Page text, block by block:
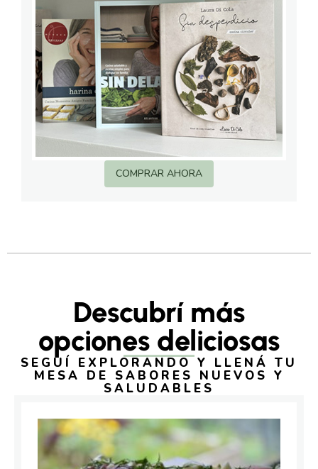
COMPRAR AHORA
Descubrí más
opciones deliciosas
SEGUÍ EXPLORANDO Y LLENÁ TU
MESA DE SABORES NUEVOS Y
SALUDABLES